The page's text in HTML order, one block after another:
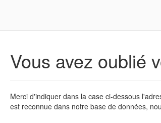
Vous avez oublié
Merci d'indiquer dans la case ci-dessous
est reconnue dans notre base de données,